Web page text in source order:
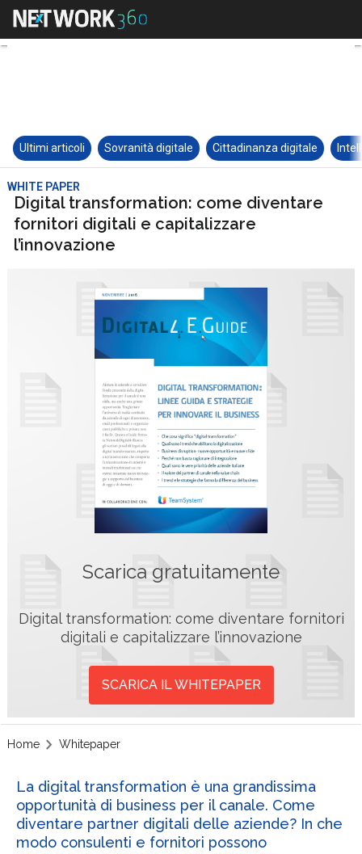
Ultimi articoli Sovranità digitale Cittadinanza digitale
WHITE PAPER
Digital transformation: come diventare
fornitori digitali e capitalizzare
l’innovazione
Scarica gratuitamente
Digital transformation: come diventare fornitori
digitali e capitalizzare l’innovazione
SCARICA IL WHITEPAPER
Home Whitepaper
La digital transformation è una grandissima
opportunità di business per il canale. Come
diventare partner digitali delle aziende? In che
modo consulenti e fornitori possono